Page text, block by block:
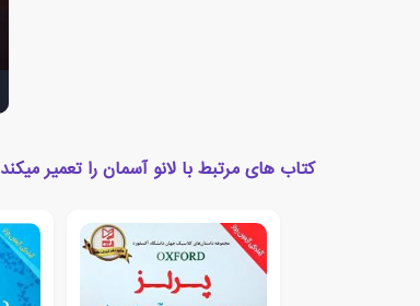
کتاب های مرتبط با لانو آسمان را تعمیر میکند